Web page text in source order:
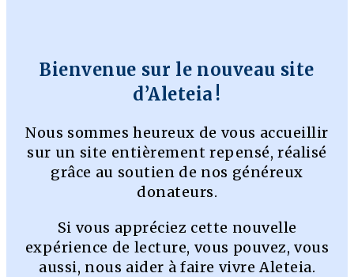
Bienvenue sur le nouveau site
d’Aleteia !
Nous sommes heureux de vous accueillir
sur un site entièrement repensé, réalisé
grâce au soutien de nos généreux
donateurs.
Si vous appréciez cette nouvelle
expérience de lecture, vous pouvez, vous
aussi, nous aider à faire vivre Aleteia.